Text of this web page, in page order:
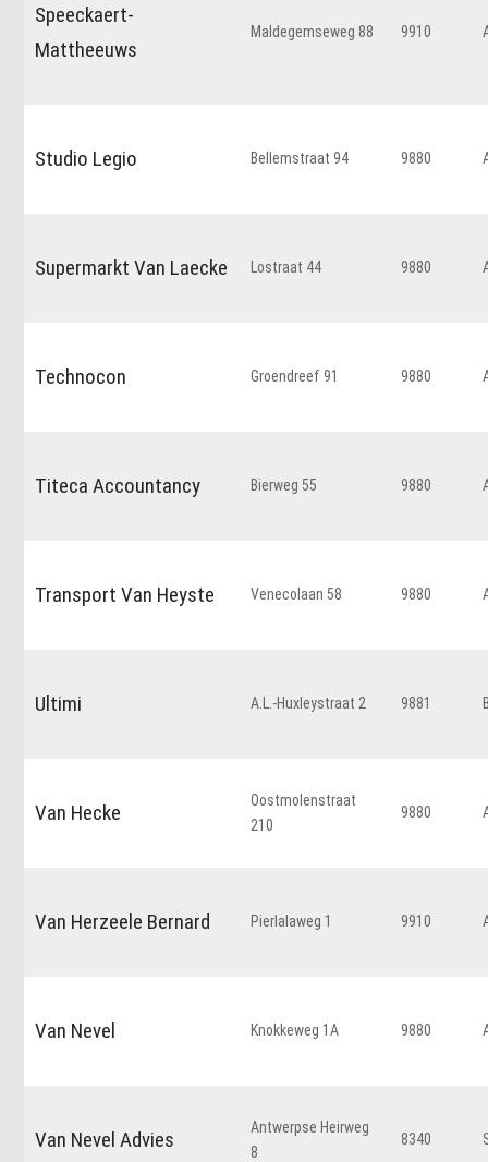
Speeckaert-
Mattheeuws
Maldegemseweg 88 9910
Studio Legio Bellemstraat 94 9880
Supermarkt Van Laecke Lostraat 44 9880
Technocon Groendreef 91 9880
Titeca Accountancy Bierweg 55 9880
Transport Van Heyste Venecolaan 58 9880
Ultimi A.L.-Huxleystraat 2 9881
Van Hecke
Oostmolenstraat
210
9880
Van Herzeele Bernard Pierlalaweg 1 9910
Van Nevel Knokkeweg 1A 9880
Van Nevel Advies
Antwerpse Heirweg
8
8340